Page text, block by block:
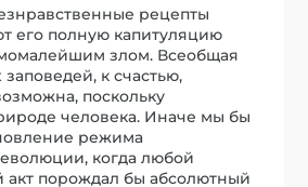
рецепты
его полную капитуляцию
злом. Всеобщая
к счастью,
поскольку
человека. Иначе мы бы
режима
когда любой
акт порождал бы абсолютный